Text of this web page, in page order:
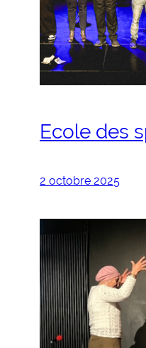
Ecole des
2 octobre 2025